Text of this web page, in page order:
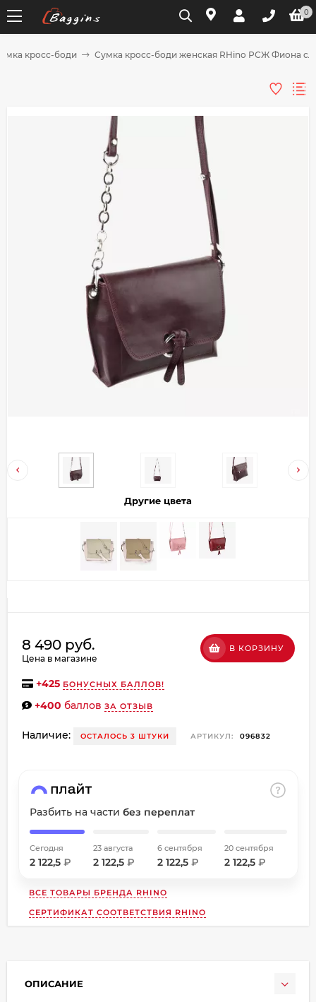
0
кросс-боди Сумка кросс-боди женская RHino РСЖ Фиона
Другие цвета
8 490 руб.
Цена в магазине
В КОРЗИНУ
+425 БОНУСНЫХ БАЛЛОВ!
+400 баллов ЗА ОТЗЫВ
Наличие: ОСТАЛОСЬ 3 ШТУКИ АРТИКУЛ: 096832
Разбить на части без переплат
Сегодня
2 122,5 ₽
23 августа
2 122,5₽
6 сентября
2 122,5 ₽
20 сентября
2 122,5 ₽
ВСЕ ТОВАРЫ БРЕНДА RHINO
СЕРТИФИКАТ СООТВЕТСТВИЯ RHINO
ОПИСАНИЕ
Разбейте
на части
без переплат
График платежей
Добавляйте товары
в корзину
Получайте товар
выбранный способом
% будут
списываться
с вашей карты
%каждые 2 недели
об оплате Плайтом
25
8 800 302-02-51